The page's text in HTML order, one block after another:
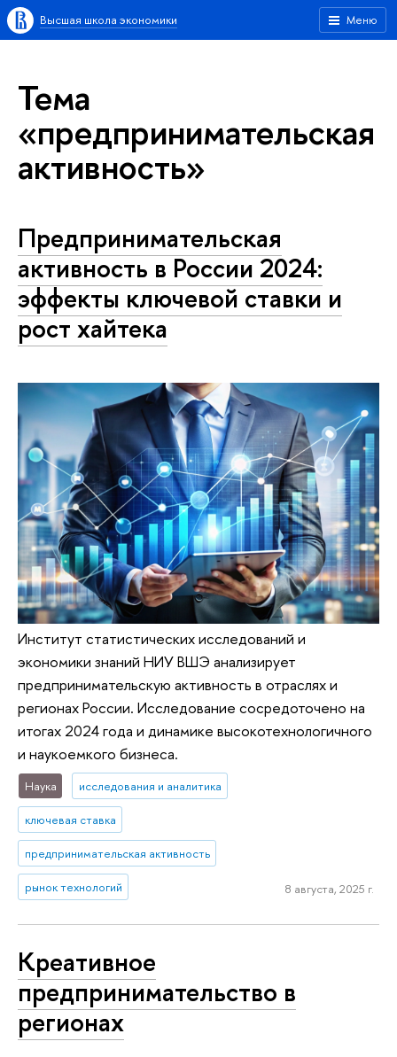
Меню
Высшая школа экономики
Тема
«предпринимательская
активность»
Предпринимательская
активность в России 2024:
эффекты ключевой ставки и
рост хайтека
Институт статистических исследований и
экономики знаний НИУ ВШЭ анализирует
предпринимательскую активность в отраслях и
регионах России. Исследование сосредоточено на
итогах 2024 года и динамике высокотехнологичного
и наукоемкого бизнеса.
Наука исследования и аналитика
ключевая ставка
предпринимательская активность
рынок технологий 8 августа, 2025 г.
Креативное
предпринимательство в
регионах